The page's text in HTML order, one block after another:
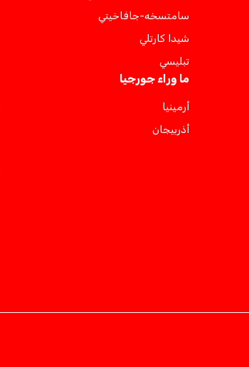
سامتسخه-جافاخيتي
شيدا كارتلي
تبليسي
ما وراء جورجيا
أرمينيا
أذربيجان